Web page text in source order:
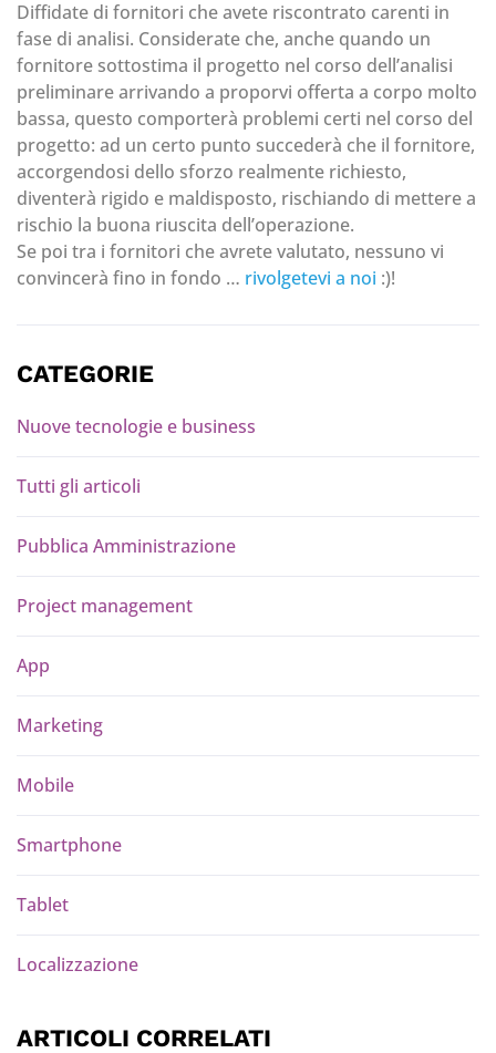
Diffidate di fornitori che avete riscontrato carenti in
fase di analisi. Considerate che, anche quando un
fornitore sottostima il progetto nel corso dell’analisi
preliminare arrivando a proporvi offerta a corpo molto
bassa, questo comporterà problemi certi nel corso del
progetto: ad un certo punto succederà che il fornitore,
accorgendosi dello sforzo realmente richiesto,
diventerà rigido e maldisposto, rischiando di mettere a
rischio la buona riuscita dell’operazione.
Se poi tra i fornitori che avrete valutato, nessuno vi
convincerà fino in fondo … rivolgetevi a noi :)!
CATEGORIE
Nuove tecnologie e business
Tutti gli articoli
Pubblica Amministrazione
Project management
App
Marketing
Mobile
Smartphone
Tablet
Localizzazione
ARTICOLI CORRELATI